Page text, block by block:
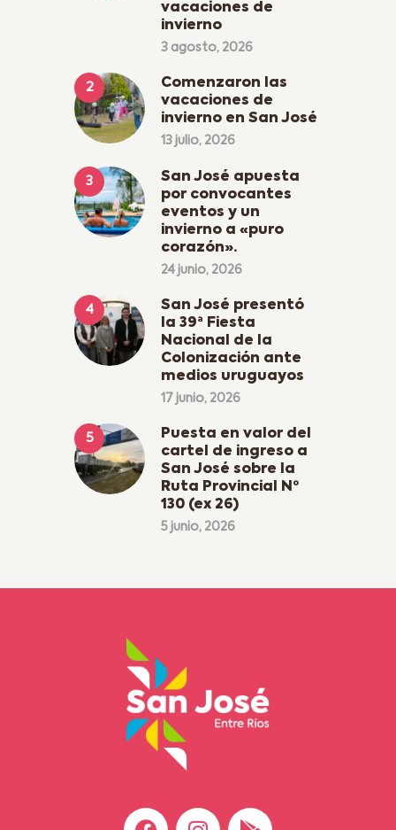
vacaciones de
invierno
3 agosto, 2026
Comenzaron las
vacaciones de
invierno en San José
13 julio, 2026
San José apuesta
por convocantes
eventos y un
invierno a «puro
corazón».
24 junio, 2026
San José presentó
la 39ª Fiesta
Nacional de la
Colonización ante
medios uruguayos
17 junio, 2026
Puesta en valor del
cartel de ingreso a
San José sobre la
Ruta Provincial Nº
130 (ex 26)
5 junio, 2026